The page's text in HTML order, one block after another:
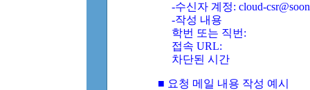
-수신자 계정: cloud-
-작성 내용
학번 또는 직번:
접속 URL:
차단된 시간
■ 요청 메일 내용 작성 예시